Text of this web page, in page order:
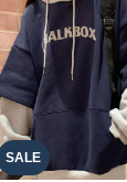
SALE